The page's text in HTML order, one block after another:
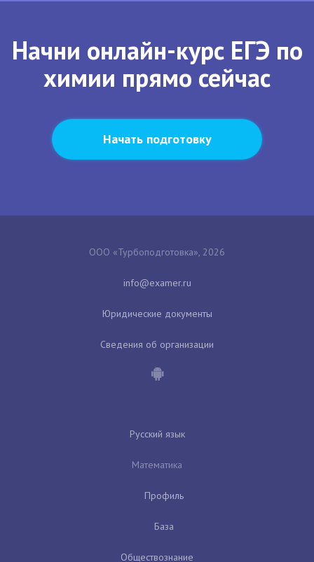
Начни онлайн-курс ЕГЭ по
химии прямо сейчас
Начать подготовку
ООО «Турбоподготовка», 2026
Юридические документы
Сведения об организации
Русский язык
Математика
Профиль
База
Обществознание